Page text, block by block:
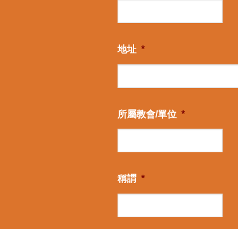
地址 *
所屬教會/單位 *
稱謂 *